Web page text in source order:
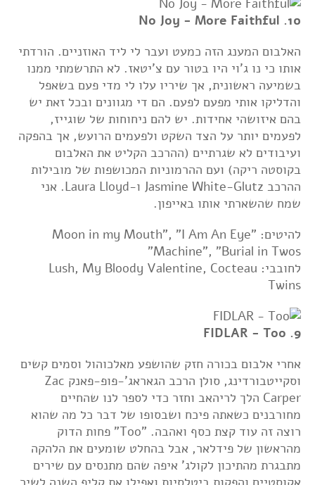
10. No Joy - More Faithful
האלבום המענג הזה כמעט ועבר לי ליד האוזניים. הורדתי
אותו כי נו ג'וי היו בטור עם צ'יטאז. לא התרשמתי ממנו
בשמיעה ראשונית, אך שיריו עלו לי מדי פעם בשאפל
והדליקו אותי מפעם לפעם. הם די מגוונים ובכל זאת יש
בהם איזושהי אחידות. יש להם ניחוחות של שוגייז,
לפעמים יותר על הצד השקט ולפעמים הרועש, אך בהפקה
ועיבודים לא שגרתיים (ההרכב הקליט את האלבום
בקוסטה ריקה) ועם ההרמוניות המכושפות של מובילות
ההרכב Jasmine White-Glutz ו-Laura Lloyd. אני
שמח שהשארתי אותו באייפון.
להיטים: "Moon in my Mouth", "I Am An Eye
Machine", "Burial in Twos"
לחובבי: Lush, My Bloody Valentine, Cocteau
Twins
9. FIDLAR - Too
אחרי אלבום בכורה חזק שהושפע מאלכוהול וסמים קשים
וסקייטבורדינג, סולן הרכב הגאראג'-פופ-פאנק Zac
Carper הלך לריהאב וחזר כדי לספר לנו שהחיים
מחורבנים כשאתה פיכח ושבסופו של דבר כל מה שהוא
רוצה זה עוד קצת כסף ואהבה. "Too" פחות הדוק
מהראשון של פידלאר, אבל בהחלט שומעים את הלהקה
מתבגרת מהתיכון לקולג' איפה שהם מתנסים עם שירים